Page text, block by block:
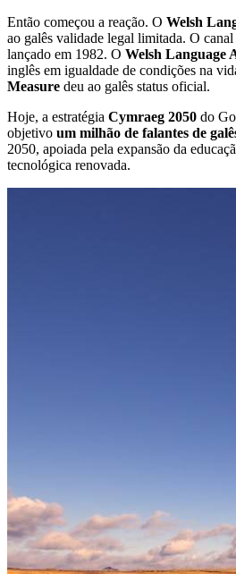
Então começou a reação. O Welsh
ao galês validade legal limitada. O
lançado em 1982. O Welsh Language
inglês em igualdade de condições na
Measure deu ao galês status oficial.
Hoje, a estratégia Cymraeg 2050 do
objetivo um milhão de falantes de
2050, apoiada pela expansão da
tecnológica renovada.